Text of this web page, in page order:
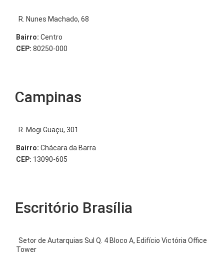
R. Nunes Machado, 68
Bairro: Centro
CEP: 80250-000
Campinas
R. Mogi Guaçu, 301
Bairro: Chácara da Barra
CEP: 13090-605
Escritório Brasília
Setor de Autarquias Sul Q. 4 Bloco A, Edifício Victória Office
Tower